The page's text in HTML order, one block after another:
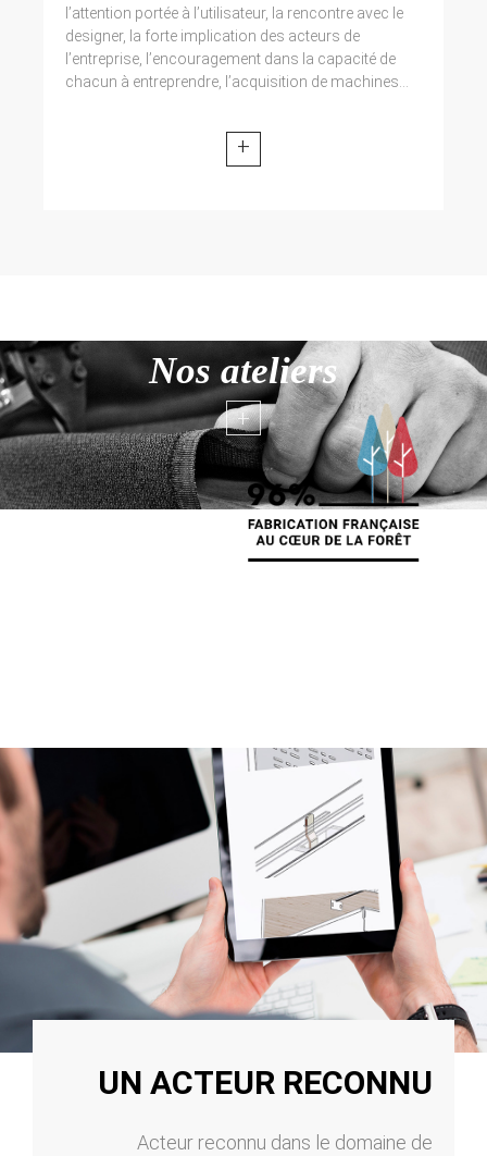
l’attention portée à l’utilisateur, la rencontre avec le
designer, la forte implication des acteurs de
l’entreprise, l’encouragement dans la capacité de
chacun à entreprendre, l’acquisition de machines...
+
Nos ateliers
+
UN ACTEUR RECONNU
Acteur reconnu dans le domaine de